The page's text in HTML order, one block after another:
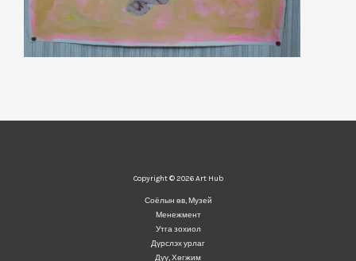
Copyright © 2026 Art Hub
Соёлын өв, Музей
Менежмент
Утга зохиол
Дүрслэх урлаг
Дуу, Хөгжим